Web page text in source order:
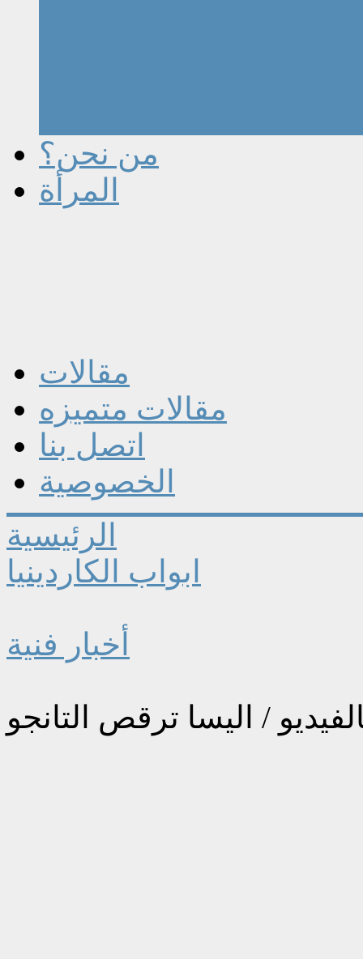
من نحن؟
المرأة
مقالات
مقالات متميزه
اتصل بنا
الخصوصية
الرئيسية
ابواب الكاردينيا
أخبار فنية
/ اليسا ترقص التانجو